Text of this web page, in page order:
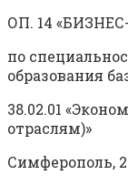
ОП. 14
по
образования
38.02.01
отраслям)»
Симферополь,